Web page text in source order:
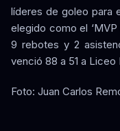
líderes de goleo para
elegido como el
9 rebotes y 2
venció 88 a 51 a Liceo
Foto: Juan Carlos